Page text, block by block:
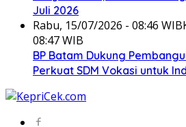
Juli 2026
Rabu, 15/07/2026 - 08:46 WIB
08:47 WIB
BP Batam Dukung
Perkuat SDM Vokasi untuk